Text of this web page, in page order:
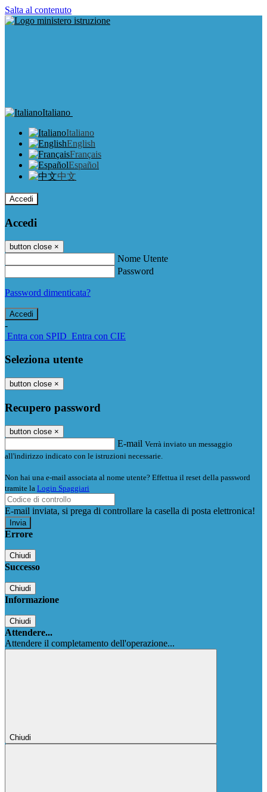
Salta al contenuto
Italiano
Italiano
English
Français
Español
中文
Accedi
Accedi
button close ×
Nome Utente
Password
Password dimenticata?
-
Entra con SPID Entra con CIE
Seleziona utente
button close ×
Recupero password
button close ×
E-mail Verrà inviato un messaggio
all'indirizzo indicato con le istruzioni necessarie.
Non hai una e-mail associata al nome utente? Effettua il reset della password
tramite la Login Spaggiari
E-mail inviata, si prega di controllare la casella di posta elettronica!
Errore
Chiudi
Successo
Chiudi
Informazione
Chiudi
Attendere...
Attendere il completamento dell'operazione...
Chiudi